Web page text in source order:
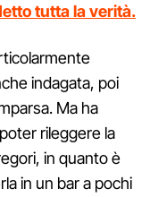
tutta la verità.
indagata, poi
Ma ha
rileggere la
in quanto è
in un bar a pochi